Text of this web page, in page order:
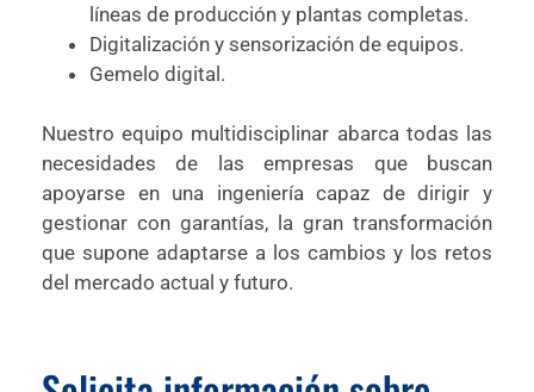
líneas de producción y plantas completas.
Digitalización y sensorización de equipos.
Gemelo digital.
Nuestro equipo multidisciplinar abarca todas las
necesidades de las empresas que buscan
apoyarse en una ingeniería capaz de dirigir y
gestionar con garantías, la gran transformación
que supone adaptarse a los cambios y los retos
del mercado actual y futuro.